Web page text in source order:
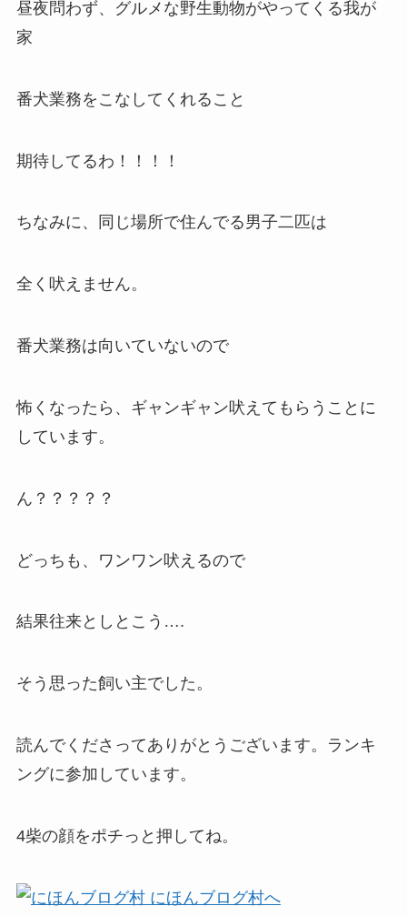
昼夜問わず、グルメな野生動物がやってくる我が
家
番犬業務をこなしてくれること
期待してるわ！！！！
ちなみに、同じ場所で住んでる男子二匹は
全く吠えません。
番犬業務は向いていないので
怖くなったら、ギャンギャン吠えてもらうことに
しています。
ん？？？？？
どっちも、ワンワン吠えるので
結果往来としとこう….
そう思った飼い主でした。
読んでくださってありがとうございます。ランキ
ングに参加しています。
4柴の顔をポチっと押してね。